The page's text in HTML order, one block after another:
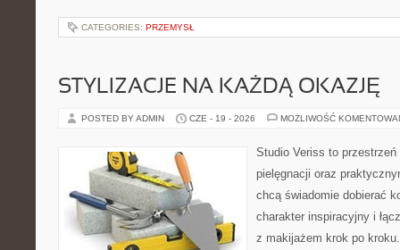
CATEGORIES: PRZEMYSŁ
STYLIZACJE NA KAŻDĄ OKAZJĘ
POSTED BY ADMIN CZE - 19 - 2026 MOŻLIWOŚĆ
Studio Veriss to
pielęgnacji oraz
chcą świadomie dobierać
charakter inspiracyjny i
z makijażem krok po